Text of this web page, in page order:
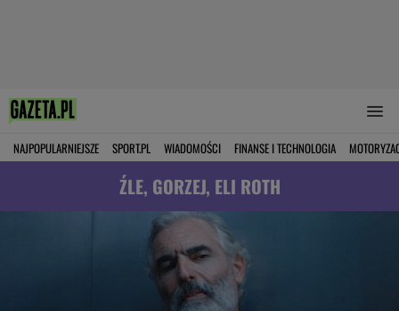
NAJPOPULARNIEJSZE SPORT.PL WIADOMOŚCI FINANSE I TECHNOLOGIA
ŹLE, GORZEJ, ELI ROTH